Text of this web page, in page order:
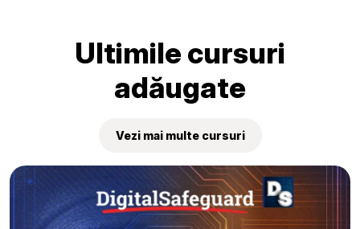
Ultimile cursuri
adăugate
Vezi mai multe cursuri